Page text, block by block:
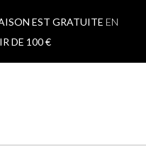
EST GRATUITE EN
DE 100 €